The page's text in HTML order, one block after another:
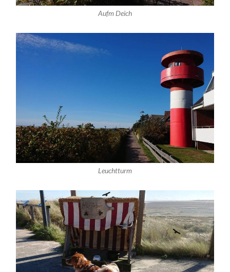
Aufm Deich
Leuchtturm